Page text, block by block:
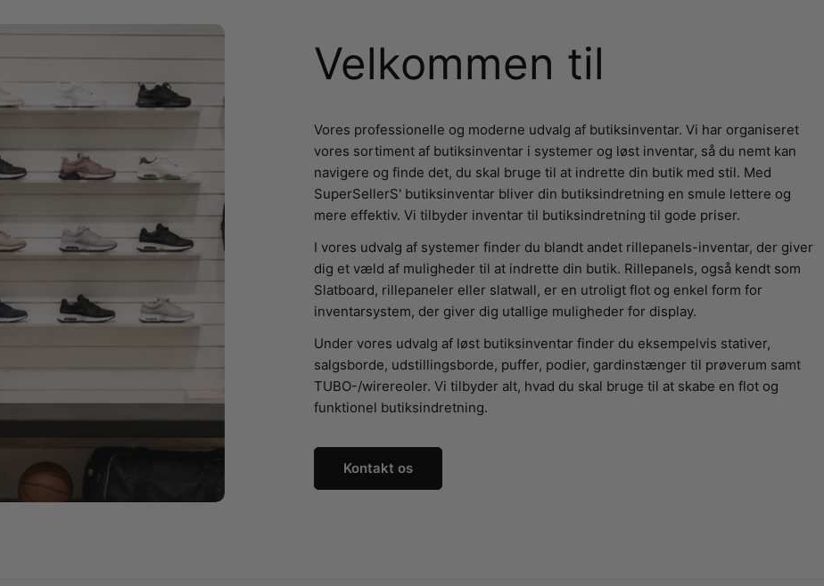
Velkommen til
Vores professionelle og moderne udvalg af butiksinventar. Vi har organiseret
vores sortiment af butiksinventar i systemer og løst inventar, så du nemt kan
navigere og finde det, du skal bruge til at indrette din butik med stil. Med
SuperSellerS' butiksinventar bliver din butiksindretning en smule lettere og
mere effektiv. Vi tilbyder inventar til butiksindretning til gode priser.
I vores udvalg af systemer finder du blandt andet rillepanels-inventar, der giver
dig et væld af muligheder til at indrette din butik. Rillepanels, også kendt som
Slatboard, rillepaneler eller slatwall, er en utroligt flot og enkel form for
inventarsystem, der giver dig utallige muligheder for display.
Under vores udvalg af løst butiksinventar finder du eksempelvis stativer,
salgsborde, udstillingsborde, puffer, podier, gardinstænger til prøverum samt
TUBO-/wirereoler. Vi tilbyder alt, hvad du skal bruge til at skabe en flot og
funktionel butiksindretning.
Kontakt os